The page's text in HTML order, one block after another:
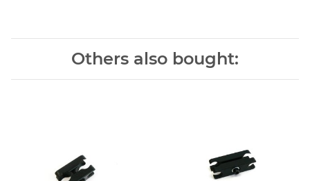
Others also bought: